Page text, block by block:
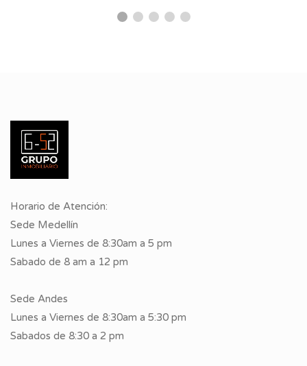
Horario de Atención:
Sede Medellín
Lunes a Viernes de 8:30am a 5 pm
Sabado de 8 am a 12 pm
Sede Andes
Lunes a Viernes de 8:30am a 5:30 pm
Sabados de 8:30 a 2 pm